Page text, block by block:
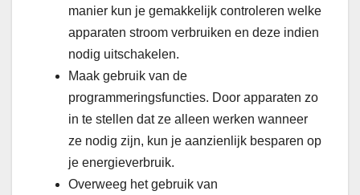
manier kun je gemakkelijk controleren welke
apparaten stroom verbruiken en deze indien
nodig uitschakelen.
Maak gebruik van de
programmeringsfuncties. Door apparaten zo
in te stellen dat ze alleen werken wanneer
ze nodig zijn, kun je aanzienlijk besparen op
je energieverbruik.
Overweeg het gebruik van